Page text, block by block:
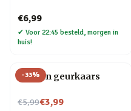
€6,99
✔ Voor 22:45 besteld, morgen in
huis!
-33%
Oceaan geurkaars
€5,99
Nu voor€3,99